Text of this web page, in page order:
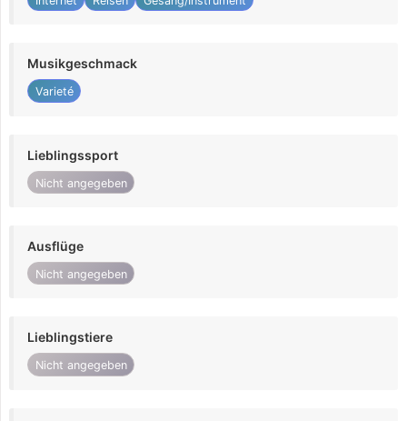
Musikgeschmack
Varieté
Lieblingssport
Nicht angegeben
Ausflüge
Nicht angegeben
Lieblingstiere
Nicht angegeben